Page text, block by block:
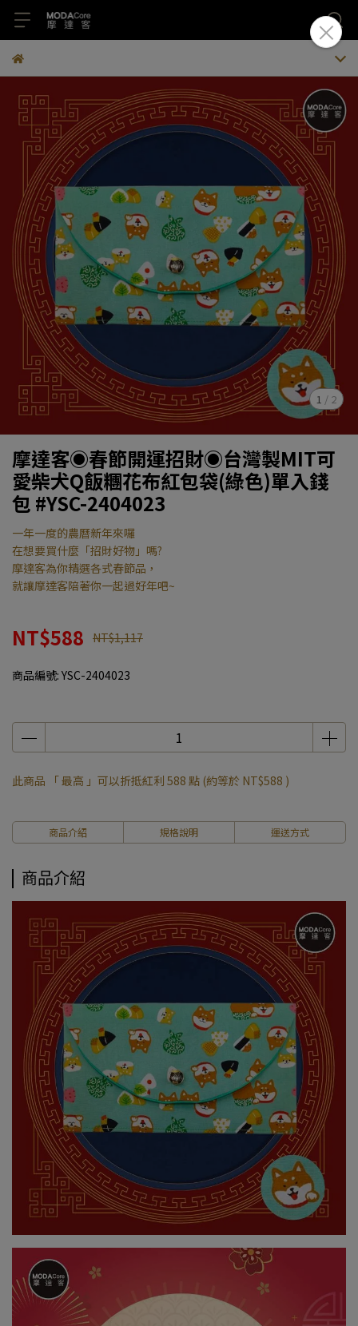
1 / 2
摩達客◉春節開運招財◉台灣製MIT可
愛柴犬Q飯糰花布紅包袋(綠色)單入錢
包 #YSC-2404023
一年一度的農曆新年來囉
在想要買什麼「招財好物」嗎?
摩達客為你精選各式春節品，
就讓摩達客陪著你一起過好年吧~
NT$588 NT$1,117
商品編號: YSC-2404023
此商品 「 最高 」可以折抵紅利 588 點 (約等於 NT$588 )
商品介紹 規格說明 運送方式
商品介紹